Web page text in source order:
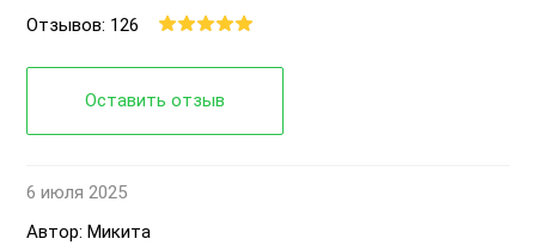
Отзывов: 126
Оставить отзыв
6 июля 2025
Автор: Микита